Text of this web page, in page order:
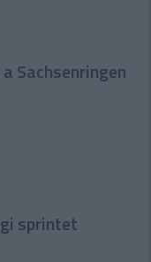
Sachsenringen
sprintet